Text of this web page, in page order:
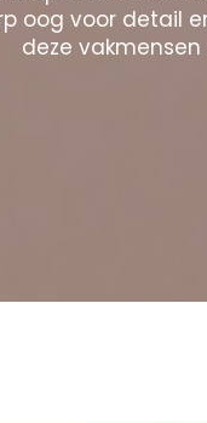
oog voor detail
deze